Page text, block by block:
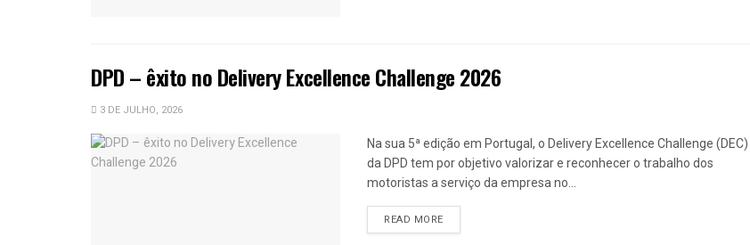
DPD – êxito no Delivery Excellence Challenge 2026
3 DE JULHO, 2026
Na sua 5ª edição em Portugal, o Delivery Excellence Challenge (DEC)
da DPD tem por objetivo valorizar e reconhecer o trabalho dos
motoristas a serviço da empresa no...
READ MOREDETAILS